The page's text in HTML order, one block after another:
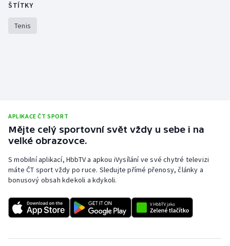
Stolní tenis
Ostatní
ŠTÍTKY
Tenis
APLIKACE ČT SPORT
Mějte celý sportovní svět vždy u sebe i na
velké obrazovce.
S mobilní aplikací, HbbTV a apkou iVysílání ve své chytré televizi
máte ČT sport vždy po ruce. Sledujte přímé přenosy, články a
bonusový obsah kdekoli a kdykoli.